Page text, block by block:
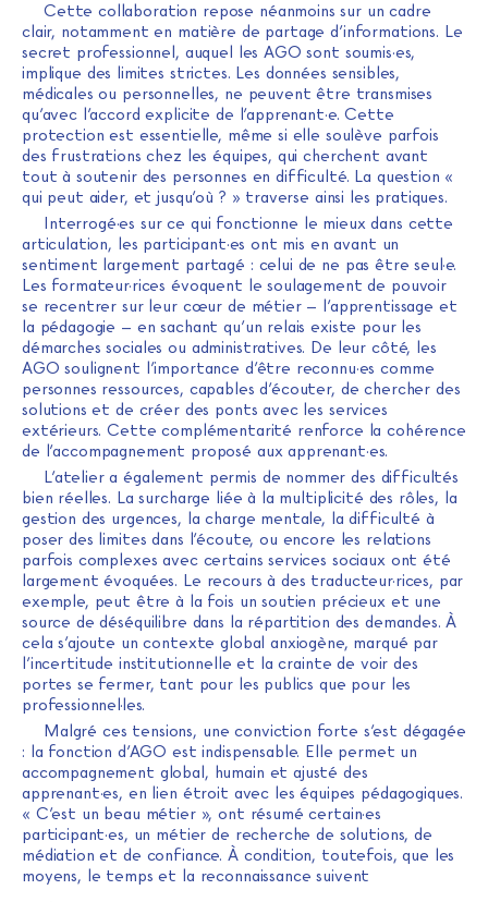
Cette collaboration repose néanmoins sur un cadre
clair, notamment en matière de partage d’informations. Le
secret professionnel, auquel les AGO sont soumis·es,
implique des limites strictes. Les données sensibles,
médicales ou personnelles, ne peuvent être transmises
qu’avec l’accord explicite de l’apprenant·e. Cette
protection est essentielle, même si elle soulève parfois
des frustrations chez les équipes, qui cherchent avant
tout à soutenir des personnes en difficulté. La question «
qui peut aider, et jusqu’où ? » traverse ainsi les pratiques.
Interrogé·es sur ce qui fonctionne le mieux dans cette
articulation, les participant·es ont mis en avant un
sentiment largement partagé : celui de ne pas être seul·e.
Les formateur·rices évoquent le soulagement de pouvoir
se recentrer sur leur cœur de métier – l’apprentissage et
la pédagogie – en sachant qu’un relais existe pour les
démarches sociales ou administratives. De leur côté, les
AGO soulignent l’importance d’être reconnu·es comme
personnes ressources, capables d’écouter, de chercher des
solutions et de créer des ponts avec les services
extérieurs. Cette complémentarité renforce la cohérence
de l’accompagnement proposé aux apprenant·es.
L’atelier a également permis de nommer des difficultés
bien réelles. La surcharge liée à la multiplicité des rôles, la
gestion des urgences, la charge mentale, la difficulté à
poser des limites dans l’écoute, ou encore les relations
parfois complexes avec certains services sociaux ont été
largement évoquées. Le recours à des traducteur·rices, par
exemple, peut être à la fois un soutien précieux et une
source de déséquilibre dans la répartition des demandes. À
cela s’ajoute un contexte global anxiogène, marqué par
l’incertitude institutionnelle et la crainte de voir des
portes se fermer, tant pour les publics que pour les
professionnel·les.
Malgré ces tensions, une conviction forte s’est dégagée
: la fonction d’AGO est indispensable. Elle permet un
accompagnement global, humain et ajusté des
apprenant·es, en lien étroit avec les équipes pédagogiques.
« C’est un beau métier », ont résumé certain·es
participant·es, un métier de recherche de solutions, de
médiation et de confiance. À condition, toutefois, que les
moyens, le temps et la reconnaissance suivent